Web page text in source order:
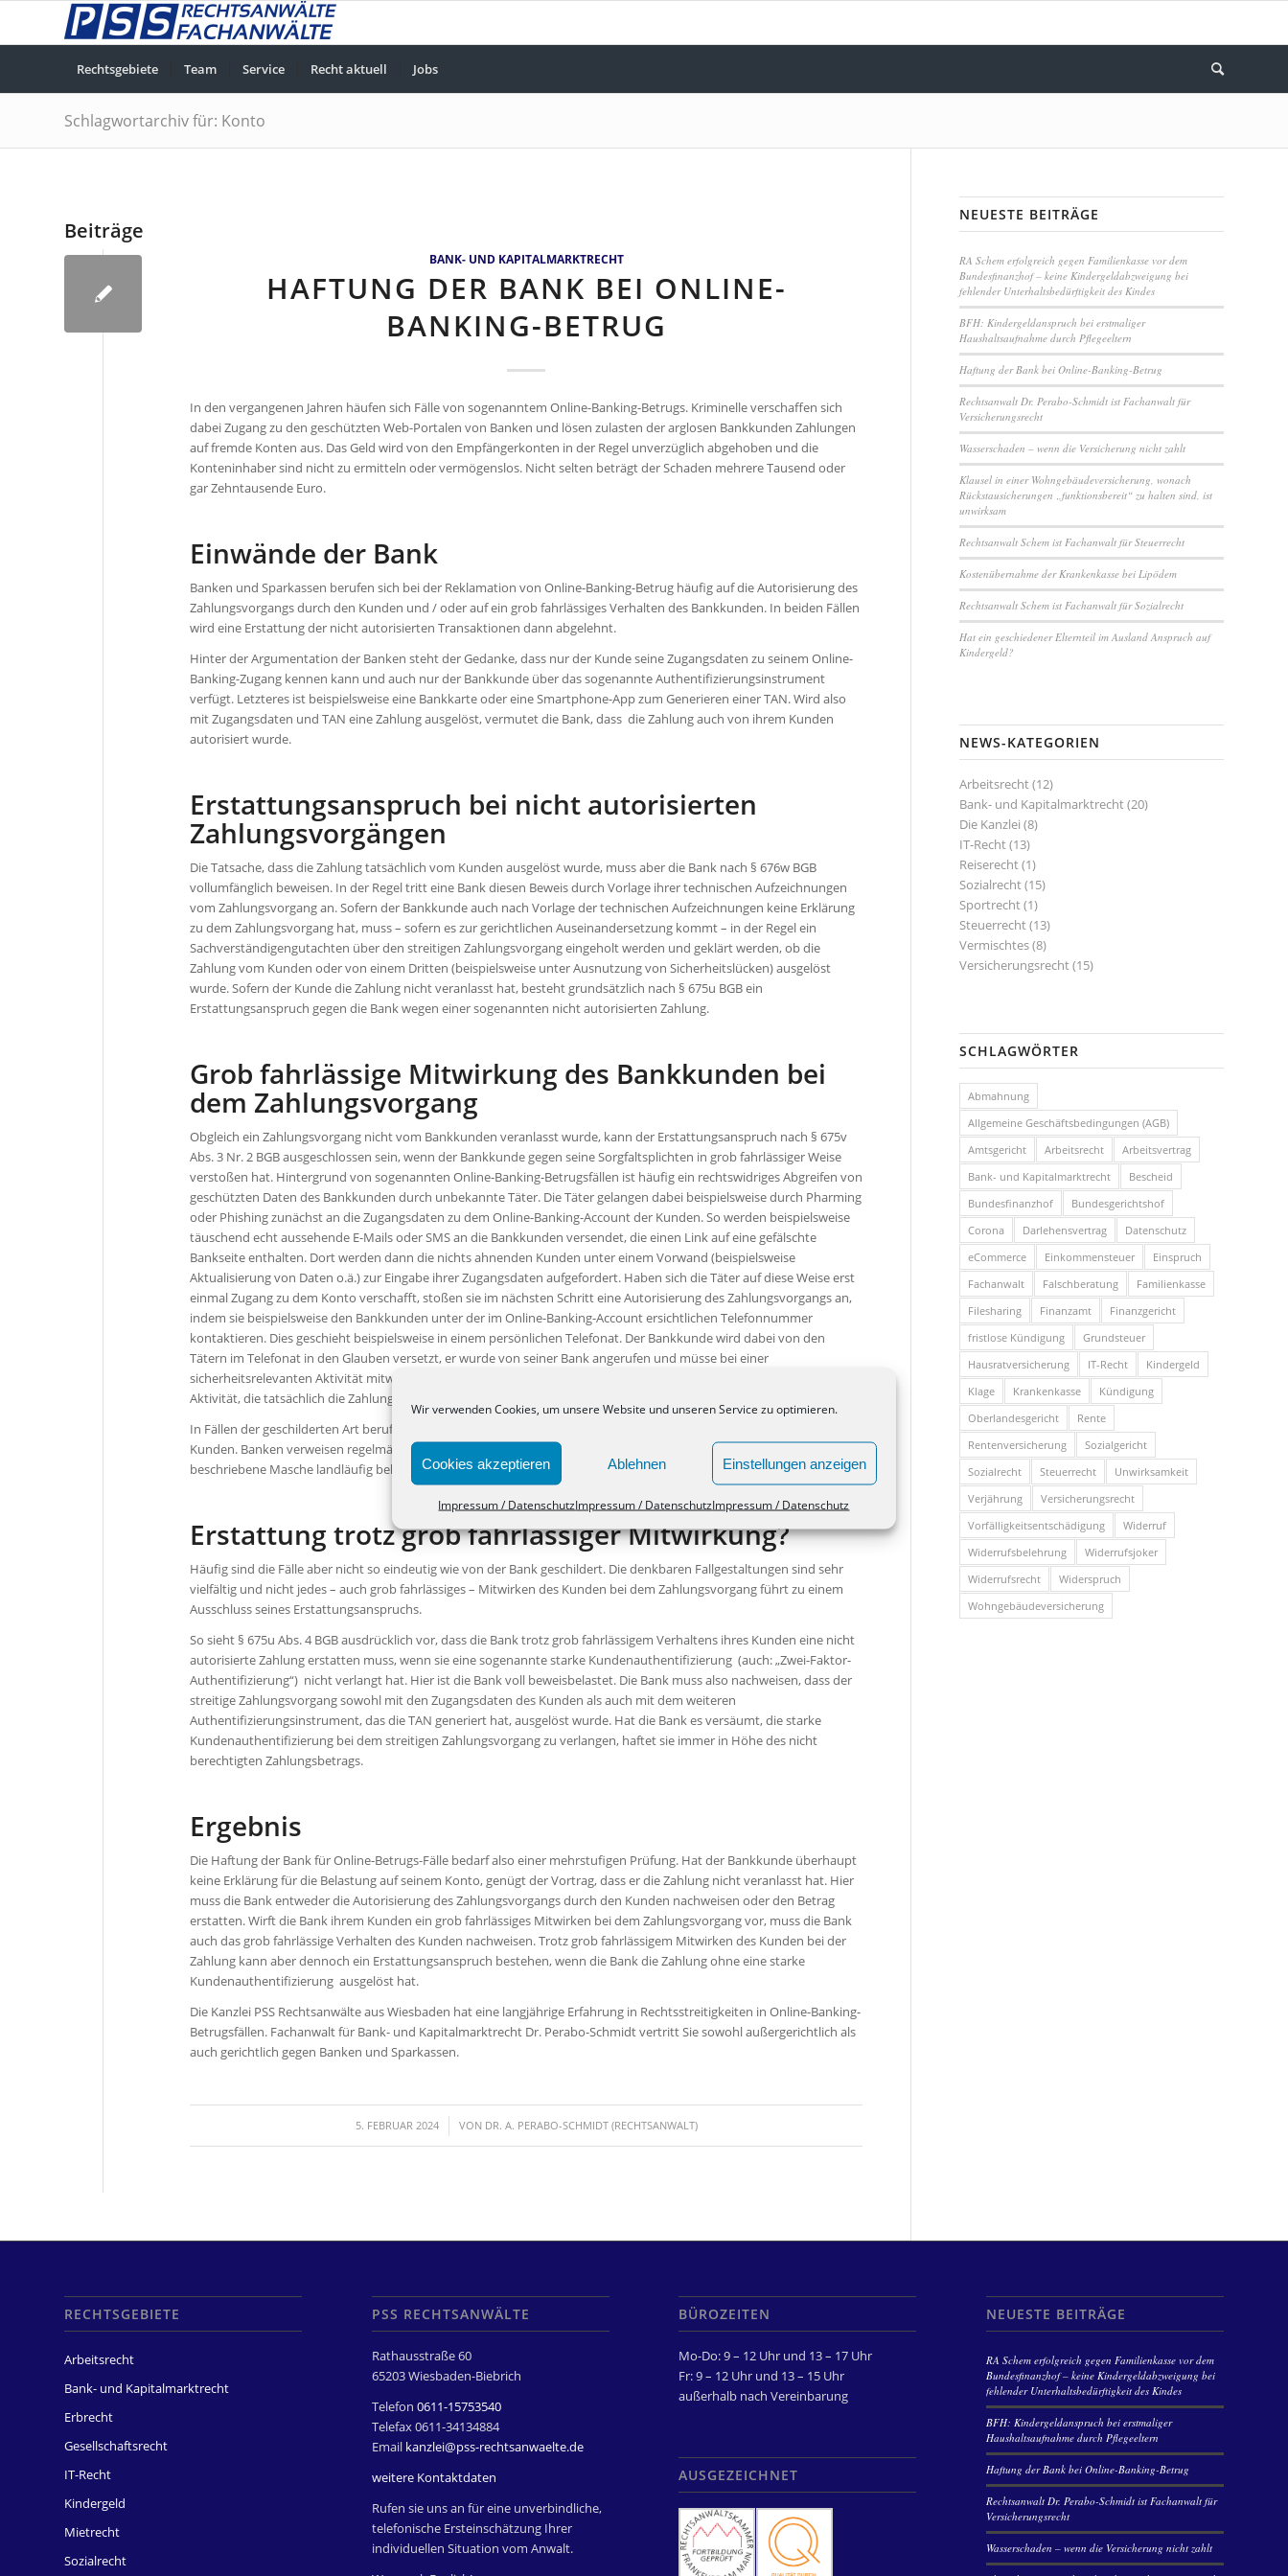
Wir verwenden Cookies, um unsere Website und unseren Service zu optimieren.
Cookies akzeptieren Ablehnen Einstellungen anzeigen
Impressum / DatenschutzImpressum / DatenschutzImpressum / Datenschutz
Rechtsgebiete Team Service Recht aktuell Jobs
Schlagwortarchiv für: Konto
Beiträge
BANK- UND KAPITALMARKTRECHT
HAFTUNG DER BANK BEI ONLINE-
BANKING-BETRUG
In den vergangenen Jahren häufen sich Fälle von sogenanntem Online-Banking-Betrugs. Kriminelle verschaffen sich
dabei Zugang zu den geschützten Web-Portalen von Banken und lösen zulasten der arglosen Bankkunden Zahlungen
auf fremde Konten aus. Das Geld wird von den Empfängerkonten in der Regel unverzüglich abgehoben und die
Konteninhaber sind nicht zu ermitteln oder vermögenslos. Nicht selten beträgt der Schaden mehrere Tausend oder
gar Zehntausende Euro.
Einwände der Bank
Banken und Sparkassen berufen sich bei der Reklamation von Online-Banking-Betrug häufig auf die Autorisierung des
Zahlungsvorgangs durch den Kunden und / oder auf ein grob fahrlässiges Verhalten des Bankkunden. In beiden Fällen
wird eine Erstattung der nicht autorisierten Transaktionen dann abgelehnt.
Hinter der Argumentation der Banken steht der Gedanke, dass nur der Kunde seine Zugangsdaten zu seinem Online-
Banking-Zugang kennen kann und auch nur der Bankkunde über das sogenannte Authentifizierungsinstrument
verfügt. Letzteres ist beispielsweise eine Bankkarte oder eine Smartphone-App zum Generieren einer TAN. Wird also
mit Zugangsdaten und TAN eine Zahlung ausgelöst, vermutet die Bank, dass die Zahlung auch von ihrem Kunden
autorisiert wurde.
Erstattungsanspruch bei nicht autorisierten
Zahlungsvorgängen
Die Tatsache, dass die Zahlung tatsächlich vom Kunden ausgelöst wurde, muss aber die Bank nach § 676w BGB
vollumfänglich beweisen. In der Regel tritt eine Bank diesen Beweis durch Vorlage ihrer technischen Aufzeichnungen
vom Zahlungsvorgang an. Sofern der Bankkunde auch nach Vorlage der technischen Aufzeichnungen keine Erklärung
zu dem Zahlungsvorgang hat, muss – sofern es zur gerichtlichen Auseinandersetzung kommt – in der Regel ein
Sachverständigengutachten über den streitigen Zahlungsvorgang eingeholt werden und geklärt werden, ob die
Zahlung vom Kunden oder von einem Dritten (beispielsweise unter Ausnutzung von Sicherheitslücken) ausgelöst
wurde. Sofern der Kunde die Zahlung nicht veranlasst hat, besteht grundsätzlich nach § 675u BGB ein
Erstattungsanspruch gegen die Bank wegen einer sogenannten nicht autorisierten Zahlung.
Grob fahrlässige Mitwirkung des Bankkunden bei
dem Zahlungsvorgang
Obgleich ein Zahlungsvorgang nicht vom Bankkunden veranlasst wurde, kann der Erstattungsanspruch nach § 675v
Abs. 3 Nr. 2 BGB ausgeschlossen sein, wenn der Bankkunde gegen seine Sorgfaltsplichten in grob fahrlässiger Weise
verstoßen hat. Hintergrund von sogenannten Online-Banking-Betrugsfällen ist häufig ein rechtswidriges Abgreifen von
geschützten Daten des Bankkunden durch unbekannte Täter. Die Täter gelangen dabei beispielsweise durch Pharming
oder Phishing zunächst an die Zugangsdaten zu dem Online-Banking-Account der Kunden. So werden beispielsweise
täuschend echt aussehende E-Mails oder SMS an die Bankkunden versendet, die einen Link auf eine gefälschte
Bankseite enthalten. Dort werden dann die nichts ahnenden Kunden unter einem Vorwand (beispielsweise
Aktualisierung von Daten o.ä.) zur Eingabe ihrer Zugangsdaten aufgefordert. Haben sich die Täter auf diese Weise erst
einmal Zugang zu dem Konto verschafft, stoßen sie im nächsten Schritt eine Autorisierung des Zahlungsvorgangs an,
indem sie beispielsweise den Bankkunden unter der im Online-Banking-Account ersichtlichen Telefonnummer
kontaktieren. Dies geschieht beispielsweise in einem persönlichen Telefonat. Der Bankkunde wird dabei von den
Tätern im Telefonat in den Glauben versetzt, er wurde von seiner Bank angerufen und müsse bei einer
sicherheitsrelevanten Aktivität mitwirken. Die so getäuschten Kunden bestätigen dann beispielsweise in ihrer App eine
Aktivität, die tatsächlich die Zahlung auslöst.
In Fällen der geschilderten Art berufen sich dann die Banken in der Regel auf ein grob fahrlässiges Verhalten ihrer
Kunden. Banken verweisen regelmäßig darauf, dass sie vor entsprechenden Betrugsfällen regelmäßig warnen und die
beschriebene Masche landläufig bekannt sei. Erstattungen werden dann von der Bank abgelehnt.
Erstattung trotz grob fahrlässiger Mitwirkung?
Häufig sind die Fälle aber nicht so eindeutig wie von der Bank geschildert. Die denkbaren Fallgestaltungen sind sehr
vielfältig und nicht jedes – auch grob fahrlässiges – Mitwirken des Kunden bei dem Zahlungsvorgang führt zu einem
Ausschluss seines Erstattungsanspruchs.
So sieht § 675u Abs. 4 BGB ausdrücklich vor, dass die Bank trotz grob fahrlässigem Verhaltens ihres Kunden eine nicht
autorisierte Zahlung erstatten muss, wenn sie eine sogenannte starke Kundenauthentifizierung (auch: „Zwei-Faktor-
Authentifizierung“) nicht verlangt hat. Hier ist die Bank voll beweisbelastet. Die Bank muss also nachweisen, dass der
streitige Zahlungsvorgang sowohl mit den Zugangsdaten des Kunden als auch mit dem weiteren
Authentifizierungsinstrument, das die TAN generiert hat, ausgelöst wurde. Hat die Bank es versäumt, die starke
Kundenauthentifizierung bei dem streitigen Zahlungsvorgang zu verlangen, haftet sie immer in Höhe des nicht
berechtigten Zahlungsbetrags.
Ergebnis
Die Haftung der Bank für Online-Betrugs-Fälle bedarf also einer mehrstufigen Prüfung. Hat der Bankkunde überhaupt
keine Erklärung für die Belastung auf seinem Konto, genügt der Vortrag, dass er die Zahlung nicht veranlasst hat. Hier
muss die Bank entweder die Autorisierung des Zahlungsvorgangs durch den Kunden nachweisen oder den Betrag
erstatten. Wirft die Bank ihrem Kunden ein grob fahrlässiges Mitwirken bei dem Zahlungsvorgang vor, muss die Bank
auch das grob fahrlässige Verhalten des Kunden nachweisen. Trotz grob fahrlässigem Mitwirken des Kunden bei der
Zahlung kann aber dennoch ein Erstattungsanspruch bestehen, wenn die Bank die Zahlung ohne eine starke
Kundenauthentifizierung ausgelöst hat.
Die Kanzlei PSS Rechtsanwälte aus Wiesbaden hat eine langjährige Erfahrung in Rechtsstreitigkeiten in Online-Banking-
Betrugsfällen. Fachanwalt für Bank- und Kapitalmarktrecht Dr. Perabo-Schmidt vertritt Sie sowohl außergerichtlich als
auch gerichtlich gegen Banken und Sparkassen.
5. FEBRUAR 2024
/ VON DR. A. PERABO-SCHMIDT (RECHTSANWALT)
NEUESTE BEITRÄGE
RA Schem erfolgreich gegen Familienkasse vor dem
Bundesfinanzhof – keine Kindergeldabzweigung bei
fehlender Unterhaltsbedürftigkeit des Kindes
BFH: Kindergeldanspruch bei erstmaliger
Haushaltsaufnahme durch Pflegeeltern
Haftung der Bank bei Online-Banking-Betrug
Rechtsanwalt Dr. Perabo-Schmidt ist Fachanwalt für
Versicherungsrecht
Wasserschaden – wenn die Versicherung nicht zahlt
Klausel in einer Wohngebäudeversicherung, wonach
Rückstausicherungen „funktionsbereit“ zu halten sind, ist
unwirksam
Rechtsanwalt Schem ist Fachanwalt für Steuerrecht
Kostenübernahme der Krankenkasse bei Lipödem
Rechtsanwalt Schem ist Fachanwalt für Sozialrecht
Hat ein geschiedener Elternteil im Ausland Anspruch auf
Kindergeld?
NEWS-KATEGORIEN
Arbeitsrecht(12)
Bank- und Kapitalmarktrecht(20)
Die Kanzlei (8)
IT-Recht(13)
Reiserecht(1)
Sozialrecht(15)
Sportrecht(1)
Steuerrecht(13)
Vermischtes(8)
Versicherungsrecht(15)
SCHLAGWÖRTER
Abmahnung
Allgemeine Geschäftsbedingungen (AGB)
Amtsgericht
Arbeitsrecht
Arbeitsvertrag
Bank- und Kapitalmarktrecht
Bescheid
Bundesfinanzhof
Bundesgerichtshof
Corona
Darlehensvertrag
Datenschutz
eCommerce
Einkommensteuer
Einspruch
Fachanwalt
Falschberatung
Familienkasse
Filesharing
Finanzamt
Finanzgericht
fristlose Kündigung
Grundsteuer
Hausratversicherung
IT-Recht
Kindergeld
Klage
Krankenkasse
Kündigung
Oberlandesgericht
Rente
Rentenversicherung
Sozialgericht
Sozialrecht
Steuerrecht
Unwirksamkeit
Verjährung
Versicherungsrecht
Vorfälligkeitsentschädigung
Widerruf
Widerrufsbelehrung
Widerrufsjoker
Widerrufsrecht
Widerspruch
Wohngebäudeversicherung
RECHTSGEBIETE
Arbeitsrecht
Bank- und Kapitalmarktrecht
Erbrecht
Gesellschaftsrecht
IT-Recht
Kindergeld
Mietrecht
Sozialrecht
PSS RECHTSANWÄLTE
Rathausstraße 60
65203 Wiesbaden-Biebrich
Telefon 0611-15753540
Telefax 0611-34134884
Email kanzlei@pss-rechtsanwaelte.de
weitere Kontaktdaten
Rufen sie uns an für eine unverbindliche,
telefonische Ersteinschätzung Ihrer
individuellen Situation vom Anwalt.
BÜROZEITEN
Mo-Do: 9 – 12 Uhr und 13 – 17 Uhr
Fr: 9 – 12 Uhr und 13 – 15 Uhr
außerhalb nach Vereinbarung
AUSGEZEICHNET
NEUESTE BEITRÄGE
RA Schem erfolgreich gegen Familienkasse vor dem
Bundesfinanzhof – keine Kindergeldabzweigung bei
fehlender Unterhaltsbedürftigkeit des Kindes
BFH: Kindergeldanspruch bei erstmaliger
Haushaltsaufnahme durch Pflegeeltern
Haftung der Bank bei Online-Banking-Betrug
Rechtsanwalt Dr. Perabo-Schmidt ist Fachanwalt für
Versicherungsrecht
Wasserschaden – wenn die Versicherung nicht zahlt